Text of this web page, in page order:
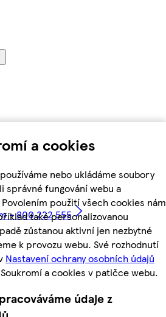
a cookies
nebo ukládáme soubory
správné fungování webu a
použití všech cookies nám
také personalizovanou
zůstanou aktivní jen nezbytné
k provozu webu. Své rozhodnutí
Nastavení ochrany osobních údajů
a cookies v patičce webu.
údaje z
- 800 222 555